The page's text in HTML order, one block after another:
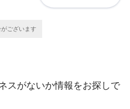
ございます
スがないか情報をお探しで